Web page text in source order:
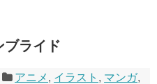
ライド
アニメ , イラスト , マンガ,